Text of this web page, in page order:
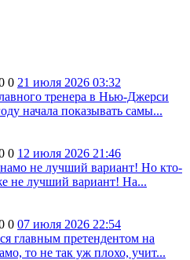
0 21 июля 2026 03:32
тренера в Нью-Джерси
начала показывать самы...
0 12 июля 2026 21:46
не лучший вариант! Но кто-
не лучший вариант! На...
0 07 июля 2026 22:54
главным претендентом на
то не так уж плохо, учит...